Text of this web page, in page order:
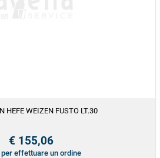
HEFE WEIZEN FUSTO LT.30
€ 155,06
effettuare un ordine